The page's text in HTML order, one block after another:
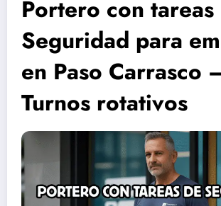
Portero con tareas
Seguridad para
en Paso Carrasco
Turnos rotativos